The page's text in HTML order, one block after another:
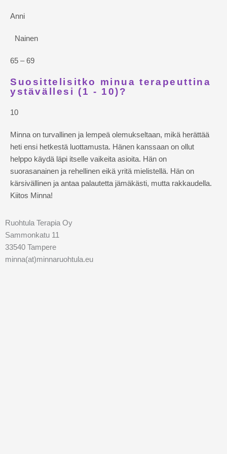
Anni
Nainen
65 – 69
Suosittelisitko minua terapeuttina
ystävällesi (1 - 10)?
10
Minna on turvallinen ja lempeä olemukseltaan, mikä herättää
heti ensi hetkestä luottamusta. Hänen kanssaan on ollut
helppo käydä läpi itselle vaikeita asioita. Hän on
suorasanainen ja rehellinen eikä yritä mielistellä. Hän on
kärsivällinen ja antaa palautetta jämäkästi, mutta rakkaudella.
Kiitos Minna!
Ruohtula Terapia Oy
Sammonkatu 11
33540 Tampere
minna(at)minnaruohtula.eu